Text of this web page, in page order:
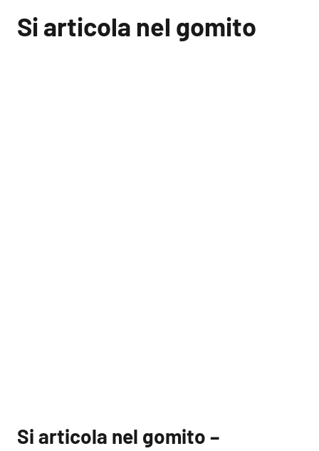
Si articola nel gomito
Si articola nel gomito –